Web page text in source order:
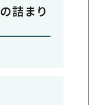
詰まり